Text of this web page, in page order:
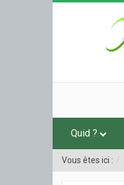
Quid ?
Vous êtes ici :